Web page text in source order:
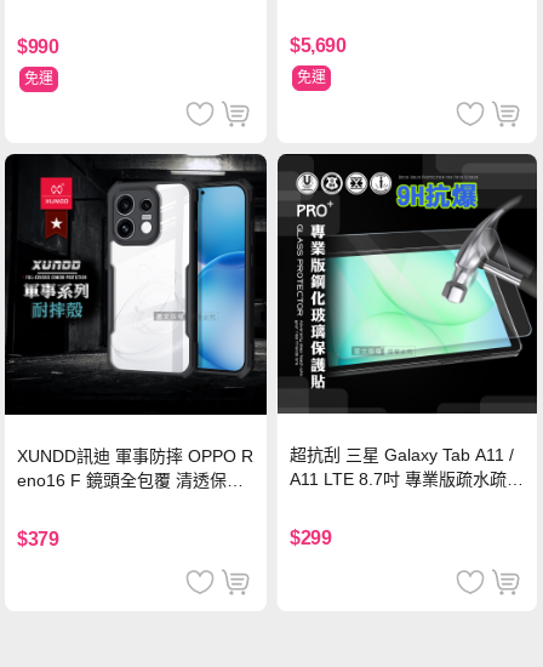
$990
免運
$5,690
免運
XUNDD訊迪 軍事防摔 OPPO R
eno16 F 鏡頭全包覆 清透保護
$379
超抗刮 三星 Galaxy Tab A11 /
A11 LTE 8.7吋 專業版疏水疏油
$299